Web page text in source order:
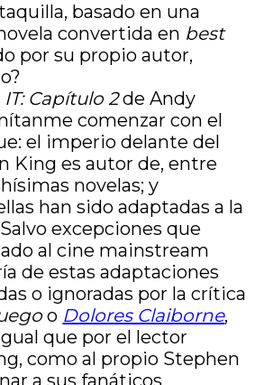
basado en una
convertida en best
por su propio autor,
IT: Capítulo 2de Andy
comenzar con el
el imperio delante del
King es autor de, entre
novelas; y
han sido adaptadas a la
excepciones que
al cine mainstream
de estas adaptaciones
o ignoradas por la crítica
o Dolores Claiborne,
que por el lector
como al propio Stephen
a sus fanáticos